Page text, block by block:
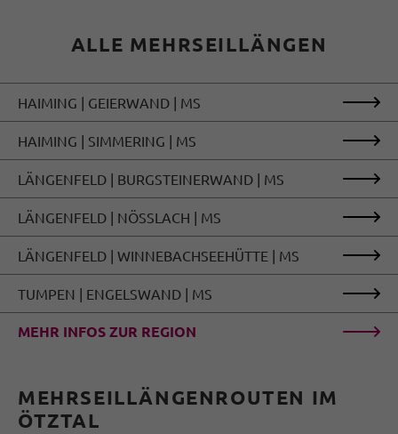
zahlreichen Bergbahnen im Ötztal oder des Piburger
Sees in Oetz.ALLE MEHRSEILLÄNGEN
HAIMING | GEIERWAND | MS
HAIMING | SIMMERING | MS
LÄNGENFELD | BURGSTEINERWAND | MS
LÄNGENFELD | NÖSSLACH | MS
LÄNGENFELD | WINNEBACHSEEHÜTTE | MS
TUMPEN | ENGELSWAND | MS
MEHR INFOS ZUR REGION
MEHRSEILLÄNGENROUTEN IM
ÖTZTAL